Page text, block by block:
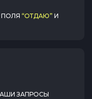
ПОЛЯ “ОТДАЮ” И
ЗАПРОСЫ